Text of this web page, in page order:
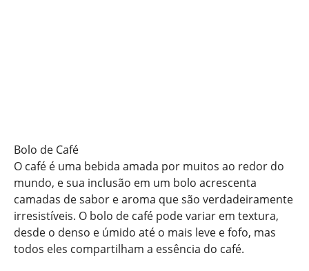
Bolo de Café
O café é uma bebida amada por muitos ao redor do
mundo, e sua inclusão em um bolo acrescenta
camadas de sabor e aroma que são verdadeiramente
irresistíveis. O bolo de café pode variar em textura,
desde o denso e úmido até o mais leve e fofo, mas
todos eles compartilham a essência do café.